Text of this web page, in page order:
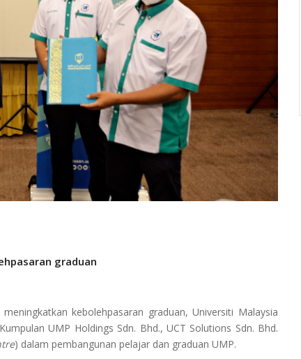
graduan
kebolehpasaran graduan, Universiti Malaysia
UMP Holdings Sdn. Bhd., UCT Solutions Sdn. Bhd.
) dalam pembangunan pelajar dan graduan UMP.